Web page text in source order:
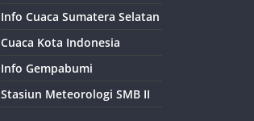
Info Cuaca Sumatera Selatan
Cuaca Kota Indonesia
Info Gempabumi
Stasiun Meteorologi SMB II